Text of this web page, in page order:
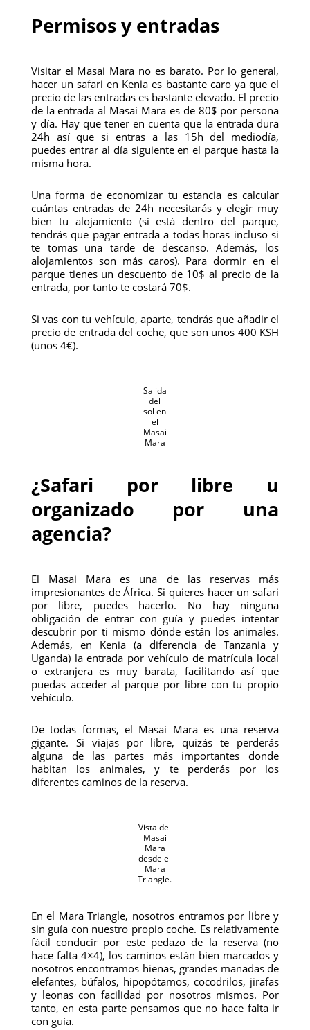
Permisos y entradas
Visitar el Masai Mara no es barato. Por lo general,
hacer un safari en Kenia es bastante caro ya que el
precio de las entradas es bastante elevado. El precio
de la entrada al Masai Mara es de 80$ por persona
y día. Hay que tener en cuenta que la entrada dura
24h así que si entras a las 15h del mediodía,
puedes entrar al día siguiente en el parque hasta la
misma hora.
Una forma de economizar tu estancia es calcular
cuántas entradas de 24h necesitarás y elegir muy
bien tu alojamiento (si está dentro del parque,
tendrás que pagar entrada a todas horas incluso si
te tomas una tarde de descanso. Además, los
alojamientos son más caros). Para dormir en el
parque tienes un descuento de 10$ al precio de la
entrada, por tanto te costará 70$.
Si vas con tu vehículo, aparte, tendrás que añadir el
precio de entrada del coche, que son unos 400 KSH
(unos 4€).
Salida
del
sol en
el
Masai
Mara
¿Safari por libre u
organizado por una
agencia?
El Masai Mara es una de las reservas más
impresionantes de África. Si quieres hacer un safari
por libre, puedes hacerlo. No hay ninguna
obligación de entrar con guía y puedes intentar
descubrir por ti mismo dónde están los animales.
Además, en Kenia (a diferencia de Tanzania y
Uganda) la entrada por vehículo de matrícula local
o extranjera es muy barata, facilitando así que
puedas acceder al parque por libre con tu propio
vehículo.
De todas formas, el Masai Mara es una reserva
gigante. Si viajas por libre, quizás te perderás
alguna de las partes más importantes donde
habitan los animales, y te perderás por los
diferentes caminos de la reserva.
Vista del
Masai
Mara
desde el
Mara
Triangle.
En el Mara Triangle, nosotros entramos por libre y
sin guía con nuestro propio coche. Es relativamente
fácil conducir por este pedazo de la reserva (no
hace falta 4×4), los caminos están bien marcados y
nosotros encontramos hienas, grandes manadas de
elefantes, búfalos, hipopótamos, cocodrilos, jirafas
y leonas con facilidad por nosotros mismos. Por
tanto, en esta parte pensamos que no hace falta ir
con guía.